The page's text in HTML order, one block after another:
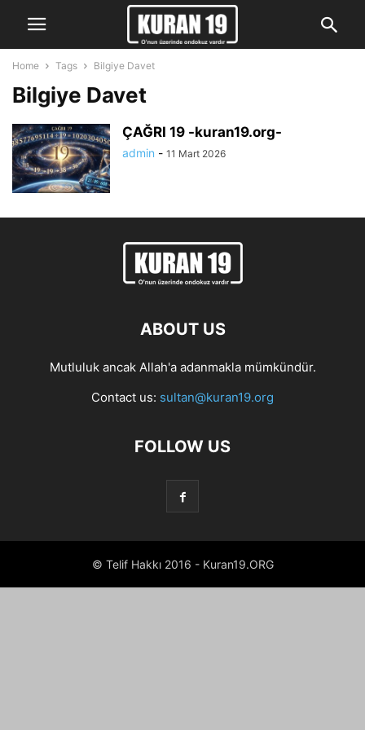
Home Tags Bilgiye Davet
Bilgiye Davet
ÇAĞRI 19 -kuran19.org-
admin - 11 Mart 2026
ABOUT US
Mutluluk ancak Allah'a adanmakla mümkündür.
Contact us: sultan@kuran19.org
FOLLOW US
© Telif Hakkı 2016 - Kuran19.ORG